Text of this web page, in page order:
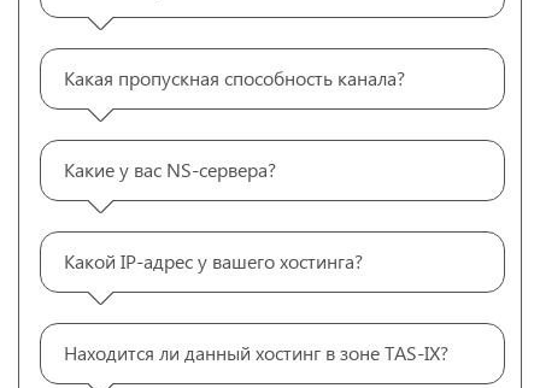
Какая пропускная способность канала?
Какие у вас NS-сервера?
Какой IP-адрес у вашего хостинга?
Находится ли данный хостинг в зоне TAS-IX?